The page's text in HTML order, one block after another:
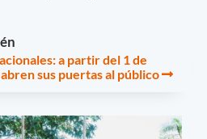
a partir del 1 de
sus puertas al público